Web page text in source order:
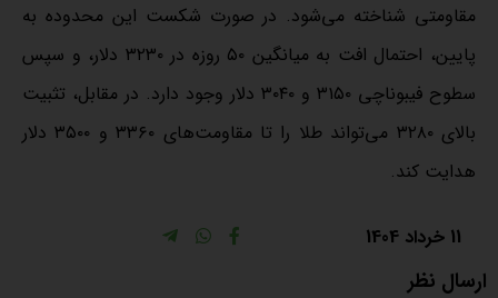
مقاومتی شناخته می‌شود. در صورت شکست این محدوده به
پایین، احتمال افت به میانگین ۵۰ روزه در ۳۲۳۰ دلار، و سپس
سطوح فیبوناچی ۳۱۵۰ و ۳۰۴۰ دلار وجود دارد. در مقابل، تثبیت
بالای ۳۲۸۰ می‌تواند طلا را تا مقاومت‌های ۳۳۶۰ و ۳۵۰۰ دلار
هدایت کند.
11 خرداد 1404
ارسال نظر